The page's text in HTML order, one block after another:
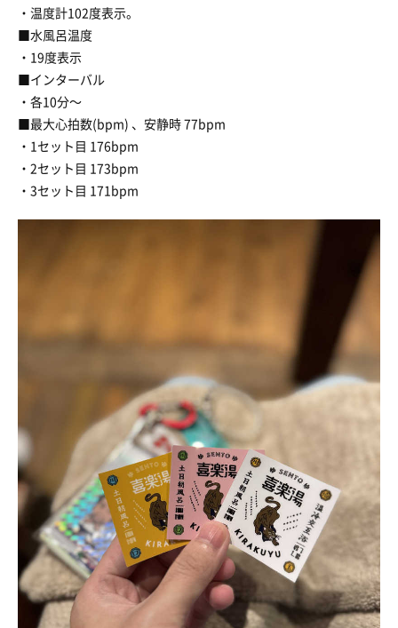
・温度計102度表示。
■水風呂温度
・19度表示
■インターバル
・各10分〜
■最大心拍数(bpm) 、安静時 77bpm
・1セット目 176bpm
・2セット目 173bpm
・3セット目 171bpm